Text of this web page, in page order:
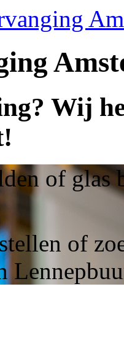
Wij
of glas
of